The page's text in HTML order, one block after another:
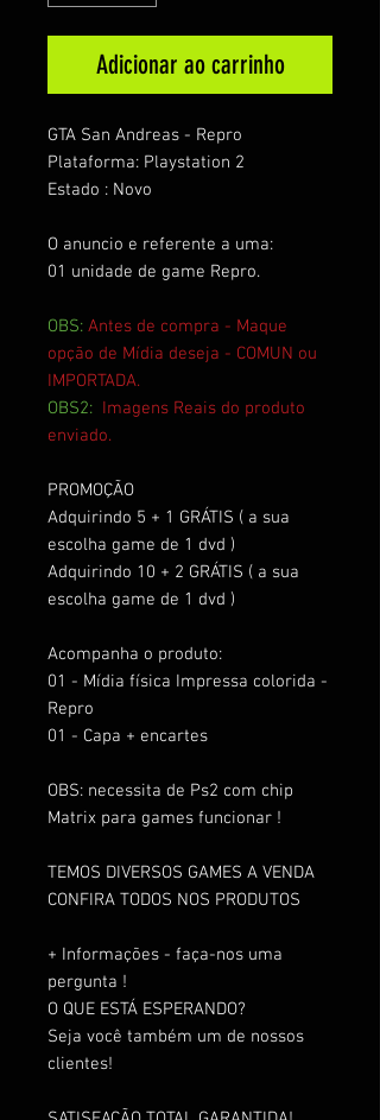
Adicionar ao carrinho
GTA San Andreas - Repro
Plataforma: Playstation 2
Estado : Novo
O anuncio e referente a uma:
01 unidade de game Repro.
OBS: Antes de compra - Maque
opção de Mídia deseja - COMUN ou
IMPORTADA.
OBS2: Imagens Reais do produto
enviado.
PROMOÇÃO
Adquirindo 5 + 1 GRÁTIS ( a sua
escolha game de 1 dvd )
Adquirindo 10 + 2 GRÁTIS ( a sua
escolha game de 1 dvd )
Acompanha o produto:
01 - Mídia física Impressa colorida -
Repro
01 - Capa + encartes
OBS: necessita de Ps2 com chip
Matrix para games funcionar !
TEMOS DIVERSOS GAMES A VENDA
CONFIRA TODOS NOS PRODUTOS
+ Informações - faça-nos uma
pergunta !
O QUE ESTÁ ESPERANDO?
Seja você também um de nossos
clientes!